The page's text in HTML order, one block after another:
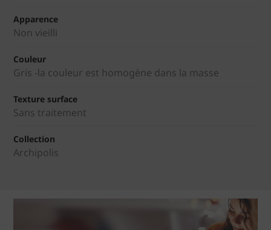
Apparence
Non vieilli
Couleur
Gris -la couleur est homogène dans la masse
Texture surface
Sans traitement
Collection
Archipolis